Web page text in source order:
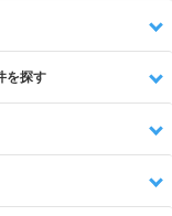
を探す